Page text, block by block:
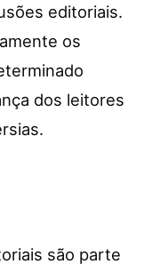
editoriais.
os
dos leitores
são parte